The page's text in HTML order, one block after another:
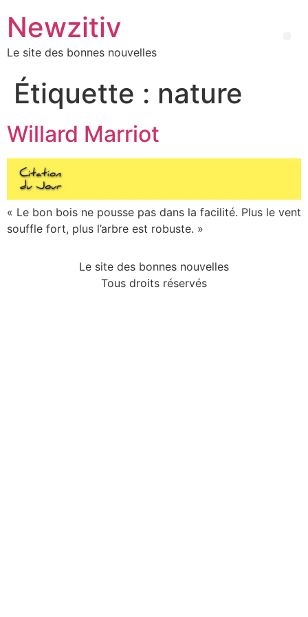
Newzitiv
Le site des bonnes nouvelles
Étiquette : nature
Willard Marriot
« Le bon bois ne pousse pas dans la facilité. Plus le vent
souffle fort, plus l’arbre est robuste. »
Le site des bonnes nouvelles
Tous droits réservés